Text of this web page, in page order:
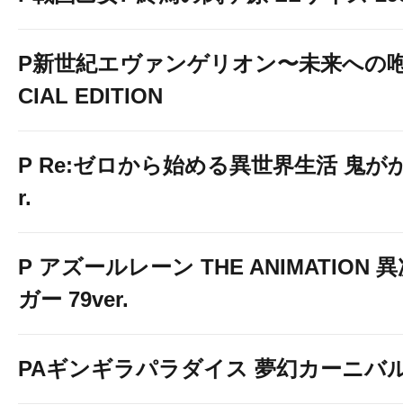
P新世紀エヴァンゲリオン〜未来への
CIAL EDITION
P Re:ゼロから始める異世界生活 鬼が
r.
P アズールレーン THE ANIMATION
ガー 79ver.
PAギンギラパラダイス 夢幻カーニバ